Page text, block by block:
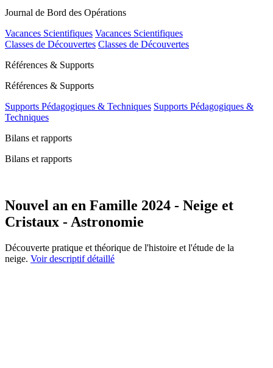
Journal de Bord des Opérations
Vacances Scientifiques Vacances Scientifiques
Classes de Découvertes Classes de Découvertes
Références & Supports
Références & Supports
Supports Pédagogiques & Techniques Supports Pédagogiques &
Techniques
Bilans et rapports
Bilans et rapports
Nouvel an en Famille 2024 - Neige et
Cristaux - Astronomie
Découverte pratique et théorique de l'histoire et l'étude de la
neige. Voir descriptif détaillé